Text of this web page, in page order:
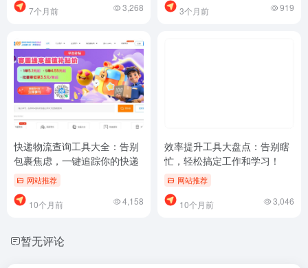
7个月前 3,268 3个月前 919
快递物流查询工具大全：告别
包裹焦虑，一键追踪你的快递
网站推荐
10个月前 4,158
效率提升工具大盘点：告别瞎
忙，轻松搞定工作和学习！
网站推荐
10个月前 3,046
暂无评论